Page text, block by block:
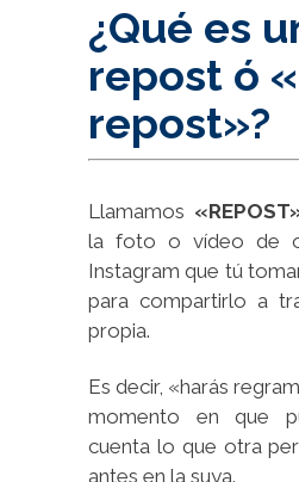
¿Qué es
repost ó
repost»?
Llamamos
la foto o vídeo de
Instagram que tú
para compartirlo a
propia.
Es decir, «harás
momento en que
cuenta lo que otra
antes en la suya.